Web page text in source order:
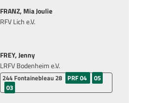
FRANZ, Mia Joulie
RFV Lich e.V.
FREY, Jenny
LRFV Bodenheim e.V.
244 Fontainebleau 28 PRF 04
05
03